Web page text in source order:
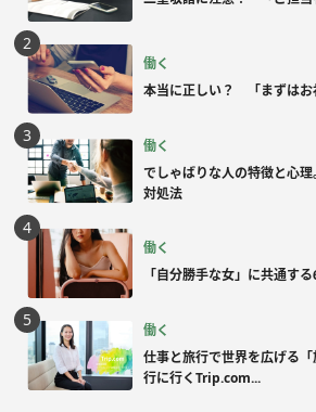
働く
本当に正しい？ 「まずはお
働く
でしゃばりな人の特徴と心
対処法
働く
「自分勝手な女」に共通す
働く
仕事と旅行で世界を広げる
行に行くTrip.com...